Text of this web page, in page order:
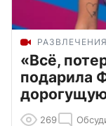
РАЗВЛЕЧЕНИЯ
«Всё,
подарила
дорогущую
269